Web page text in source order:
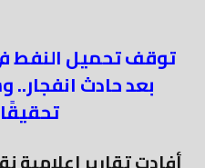
توقف تحميل
بعد حادث